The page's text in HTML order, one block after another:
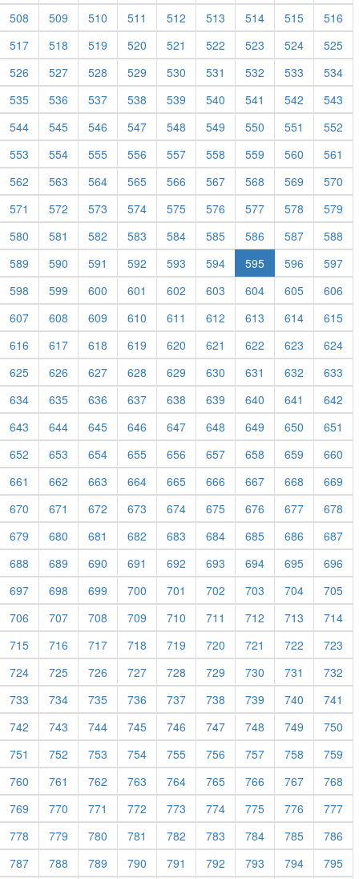
508
509 510 511 512 513 514 515
516
517
518 519 520 521 522 523 524
525
526
527 528 529 530 531 532 533
534
535
536 537 538 539 540 541 542
543
544
545 546 547 548 549 550 551
552
553
554 555 556 557 558 559 560
561
562
563 564 565 566 567 568 569
570
571
572 573 574 575 576 577 578
579
580
581 582 583 584 585 586 587
588
589
590 591 592 593 594 595 596
597
598
599 600 601 602 603 604 605
606
607
608 609 610 611 612 613 614
615
616
617 618 619 620 621 622 623
624
625
626 627 628 629 630 631 632
633
634
635 636 637 638 639 640 641
642
643
644 645 646 647 648 649 650
651
652
653 654 655 656 657 658 659
660
661
662 663 664 665 666 667 668
669
670
671 672 673 674 675 676 677
678
679
680 681 682 683 684 685 686
687
688
689 690 691 692 693 694 695
696
697
698 699 700 701 702 703 704
705
706
707 708 709 710 711 712 713
714
715
716 717 718 719 720 721 722
723
724
725 726 727 728 729 730 731
732
733
734 735 736 737 738 739 740
741
742
743 744 745 746 747 748 749
750
751
752 753 754 755 756 757 758
759
760
761 762 763 764 765 766 767
768
769
770 771 772 773 774 775 776
777
778
779 780 781 782 783 784 785
786
787
788 789 790 791 792 793 794 795